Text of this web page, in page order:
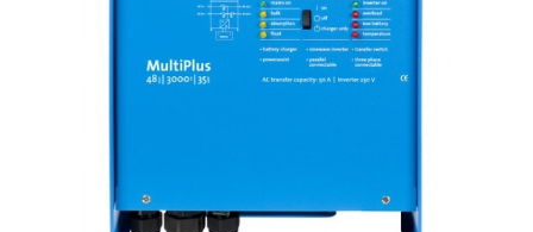
Sisteme de management (BMS)
Redresoare, incarcatoare si testere